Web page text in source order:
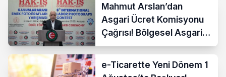
Mahmut Arslan’dan
Asgari Ücret Komisyonu
Çağrısı! Bölgesel Asgari
Ücrete Sert Tepki
e-Ticarette Yeni Dönem 1